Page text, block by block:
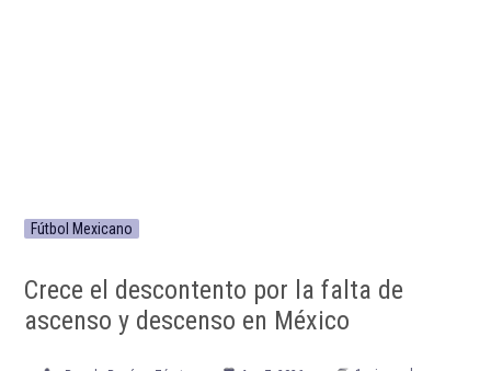
Fútbol Mexicano
Crece el descontento por la falta de
ascenso y descenso en México